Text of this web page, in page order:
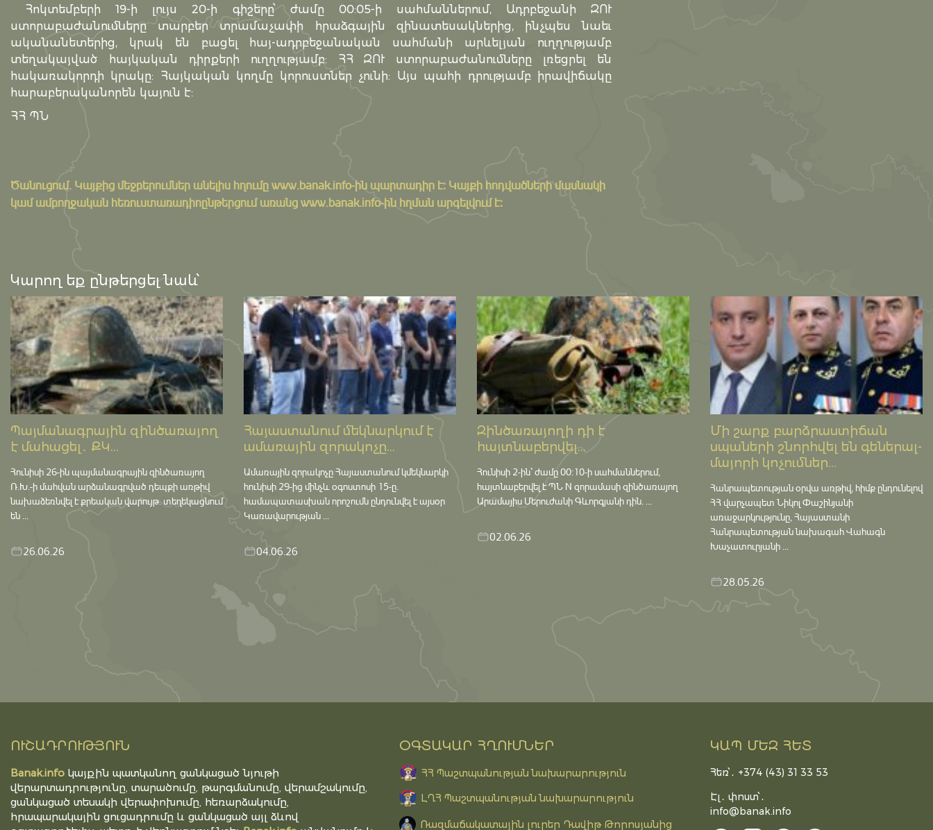
Հոկտեմբերի 19-ի լույս 20-ի գիշերը՝ ժամը 00:05-ի սահմաններում, Ադրբեջանի ԶՈՒ
ստորաբաժանումները տարբեր տրամաչափի հրաձգային զինատեսակներից, ինչպես նաեւ
ականանետերից, կրակ են բացել հայ-ադրբեջանական սահմանի արևելյան ուղղությամբ
տեղակայված հայկական դիրքերի ուղղությամբ: ՀՀ ԶՈՒ ստորաբաժանումները լռեցրել են
հակառակորդի կրակը: Հայկական կողմը կորուստներ չունի: Այս պահի դրությամբ իրավիճակը
հարաբերականորեն կայուն է:
ՀՀ ՊՆ
Ծանուցում․ Կայքից մեջբերումներ անելիս հղումըwww.banak.info-ին պարտադիր է: Կայքի հոդվածների մասնակի
կամ ամբողջական հեռուստառադիոընթերցում առանց www.banak.info-ին հղման արգելվում է:
Կարող եք ընթերցել նաև՝
Պայմանագրային զինծառայող
է մահացել․ ՔԿ...
Հունիսի 26-ին պայմանագրային զինծառայող
Ռ.Խ.-ի մահվան արձանագրված դեպքի առթիվ
նախաձեռնվել է քրեական վարույթ․ տեղեկացնում
են ...
26.06.26
Հայաստանում մեկնարկում է
ամառային զորակոչը...
Ամառային զորակոչը Հայաստանում կմեկնարկի
հունիսի 29-ից մինչև օգոստոսի 15-ը․
համապատասխան որոշումն ընդունվել է այսօր
Կառավարության ...
04.06.26
Զինծառայողի դի է
հայտնաբերվել...
Հունիսի 2-ին՝ ժամը 00:10-ի սահմաններում,
հայտնաբերվել է ՊՆ N զորամասի զինծառայող
Արամայիս Մերուժանի Գևորգյանի դին. ...
02.06.26
Մի շարք բարձրաստիճան
սպաների շնորհվել են գեներալ-
մայորի կոչումներ...
Հանրապետության օրվա առթիվ, հիմք ընդունելով
ՀՀ վարչապետ Նիկոլ Փաշինյանի
առաջարկությունը, Հայաստանի
Հանրապետության նախագահ Վահագն
Խաչատուրյանի ...
28.05.26
ՈՒՇԱԴՐՈՒԹՅՈՒՆ
Banak.info կայքին պատկանող ցանկացած նյութի
վերարտադրությունը, տարածումը, թարգմանումը, վերամշակումը,
ցանկացած տեսակի վերափոխումը, հեռարձակումը,
հրապարակային ցուցադրումը և ցանկացած այլ ձևով
ՕԳՏԱԿԱՐ ՀՂՈՒՄՆԵՐ
ՀՀ Պաշտպանության նախարարություն
ԼՂՀ Պաշտպանության նախարարություն
Ռազմաճակատային լուրեր Դավիթ Թորոսյանից
ԿԱՊ ՄԵԶ ՀԵՏ
Հեռ՝․ +374 (43) 31 33 53
Էլ․ փոստ՝․
info@banak.info